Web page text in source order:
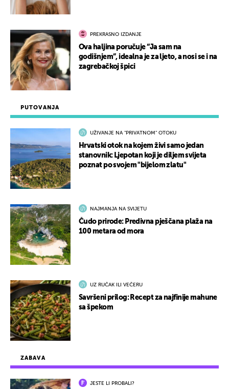
ZABAVA
JESTE LI PROBALI?
PUTOVANJA
UŽIVANJE NA "PRIVATNOM" OTOKU
Hrvatski otok na kojem živi samo jedan
stanovnik: Ljepotan koji je diljem svijeta
poznat po svojem "bijelom zlatu"
NAJMANJA NA SVIJETU
Čudo prirode: Predivna pješčana plaža na
100 metara od mora
UZ RUČAK ILI VEČERU
Savršeni prilog: Recept za najfinije mahune
sa špekom
PREKRASNO IZDANJE
Ova haljina poručuje “Ja sam na
godišnjem”, idealna je za ljeto, a nosi se i na
zagrebačkoj špici